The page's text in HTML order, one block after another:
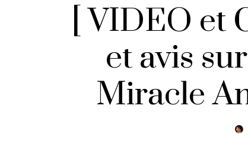
[ VIDEO et
et avis
Miracle